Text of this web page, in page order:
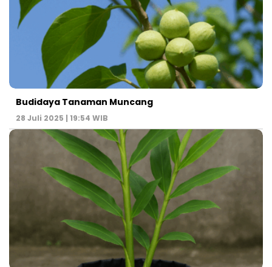
Budidaya Tanaman Muncang
28 Juli 2025 | 19:54 WIB